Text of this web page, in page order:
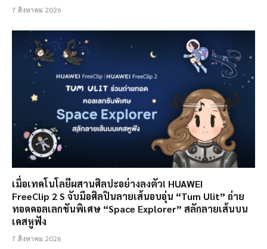
7 สิงหาคม 2026
เมื่อเทคโนโลยีผสานศิลปะอย่างลงตัว! HUAWEI
FreeClip 2 S จับมือศิลปินลายเส้นอบอุ่น “Tum Ulit” ถ่าย
ทอดคอลเลกชันพิเศษ “Space Explorer” สลักลายเส้นบน
เคสหูฟัง
7 สิงหาคม 2026